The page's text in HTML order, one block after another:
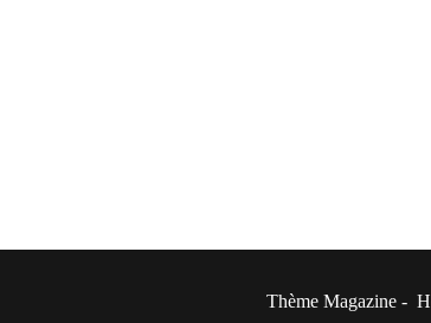
Thème Magazine -